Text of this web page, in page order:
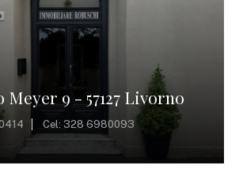
Meyer 9 - 57127 Livorno
Cel: ‪328 6980093‬